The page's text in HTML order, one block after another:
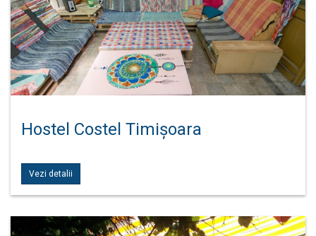
Hostel Costel Timișoara
Vezi detalii